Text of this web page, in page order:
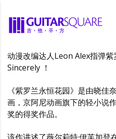
动漫改编达人Leon Alex指弹紫
Sincerely ！
《紫罗兰永恒花园》是由晓佳
画，京阿尼动画旗下的轻小说
奖的得奖作品。